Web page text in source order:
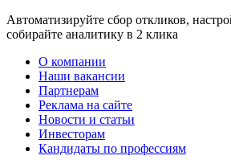
Автоматизируйте сбор откликов,
собирайте аналитику в 2 клика
О компании
Наши вакансии
Партнерам
Реклама на сайте
Новости и статьи
Инвесторам
Кандидаты по профессиям